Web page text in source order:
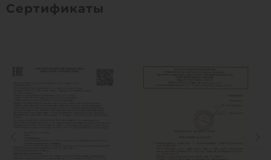
Сертификаты